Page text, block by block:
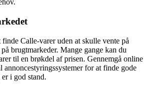
Calle-varer uden at skulle vente på
brugtmarkeder. Mange gange kan du
til en brøkdel af prisen. Gennemgå online
annoncestyringssystemer for at finde gode
i god stand.